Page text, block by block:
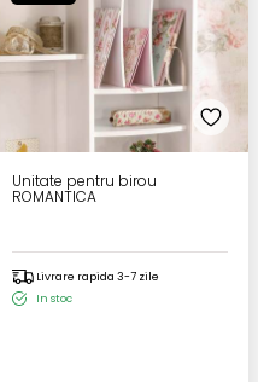
Unitate pentru birou
ROMANTICA
Livrare rapida 3-7 zile
In stoc